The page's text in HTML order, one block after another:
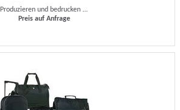
Produzieren und bedrucken ...
Preis auf Anfrage